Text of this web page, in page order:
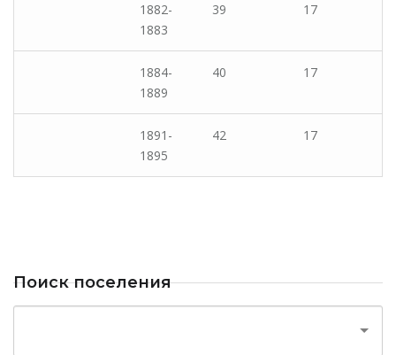
1882-
1883
39 17
1884-
1889
40 17
1891-
1895
42 17
Поиск поселения